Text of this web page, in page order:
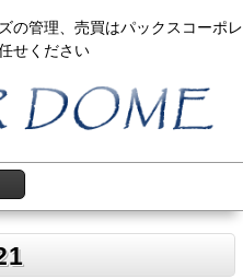
の管理、売買はパックスコーポレ
せください